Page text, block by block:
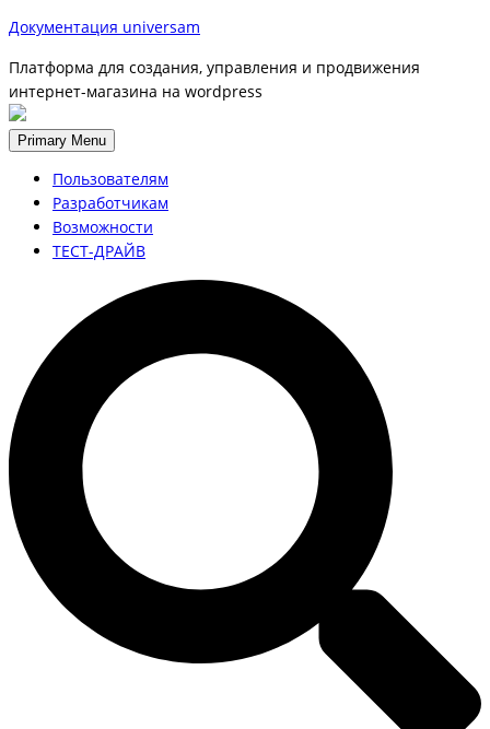
Документация universam
Платформа для создания, управления и продвижения
интернет-магазина на wordpress
Primary Menu
Пользователям
Разработчикам
Возможности
ТЕСТ-ДРАЙВ